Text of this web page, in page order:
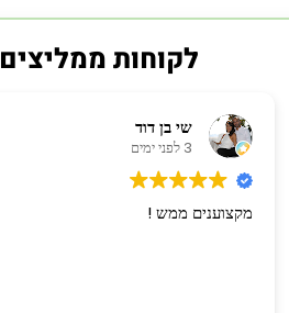
לקוחות ממליצים
שי בן דוד
מקצוענים ממש !